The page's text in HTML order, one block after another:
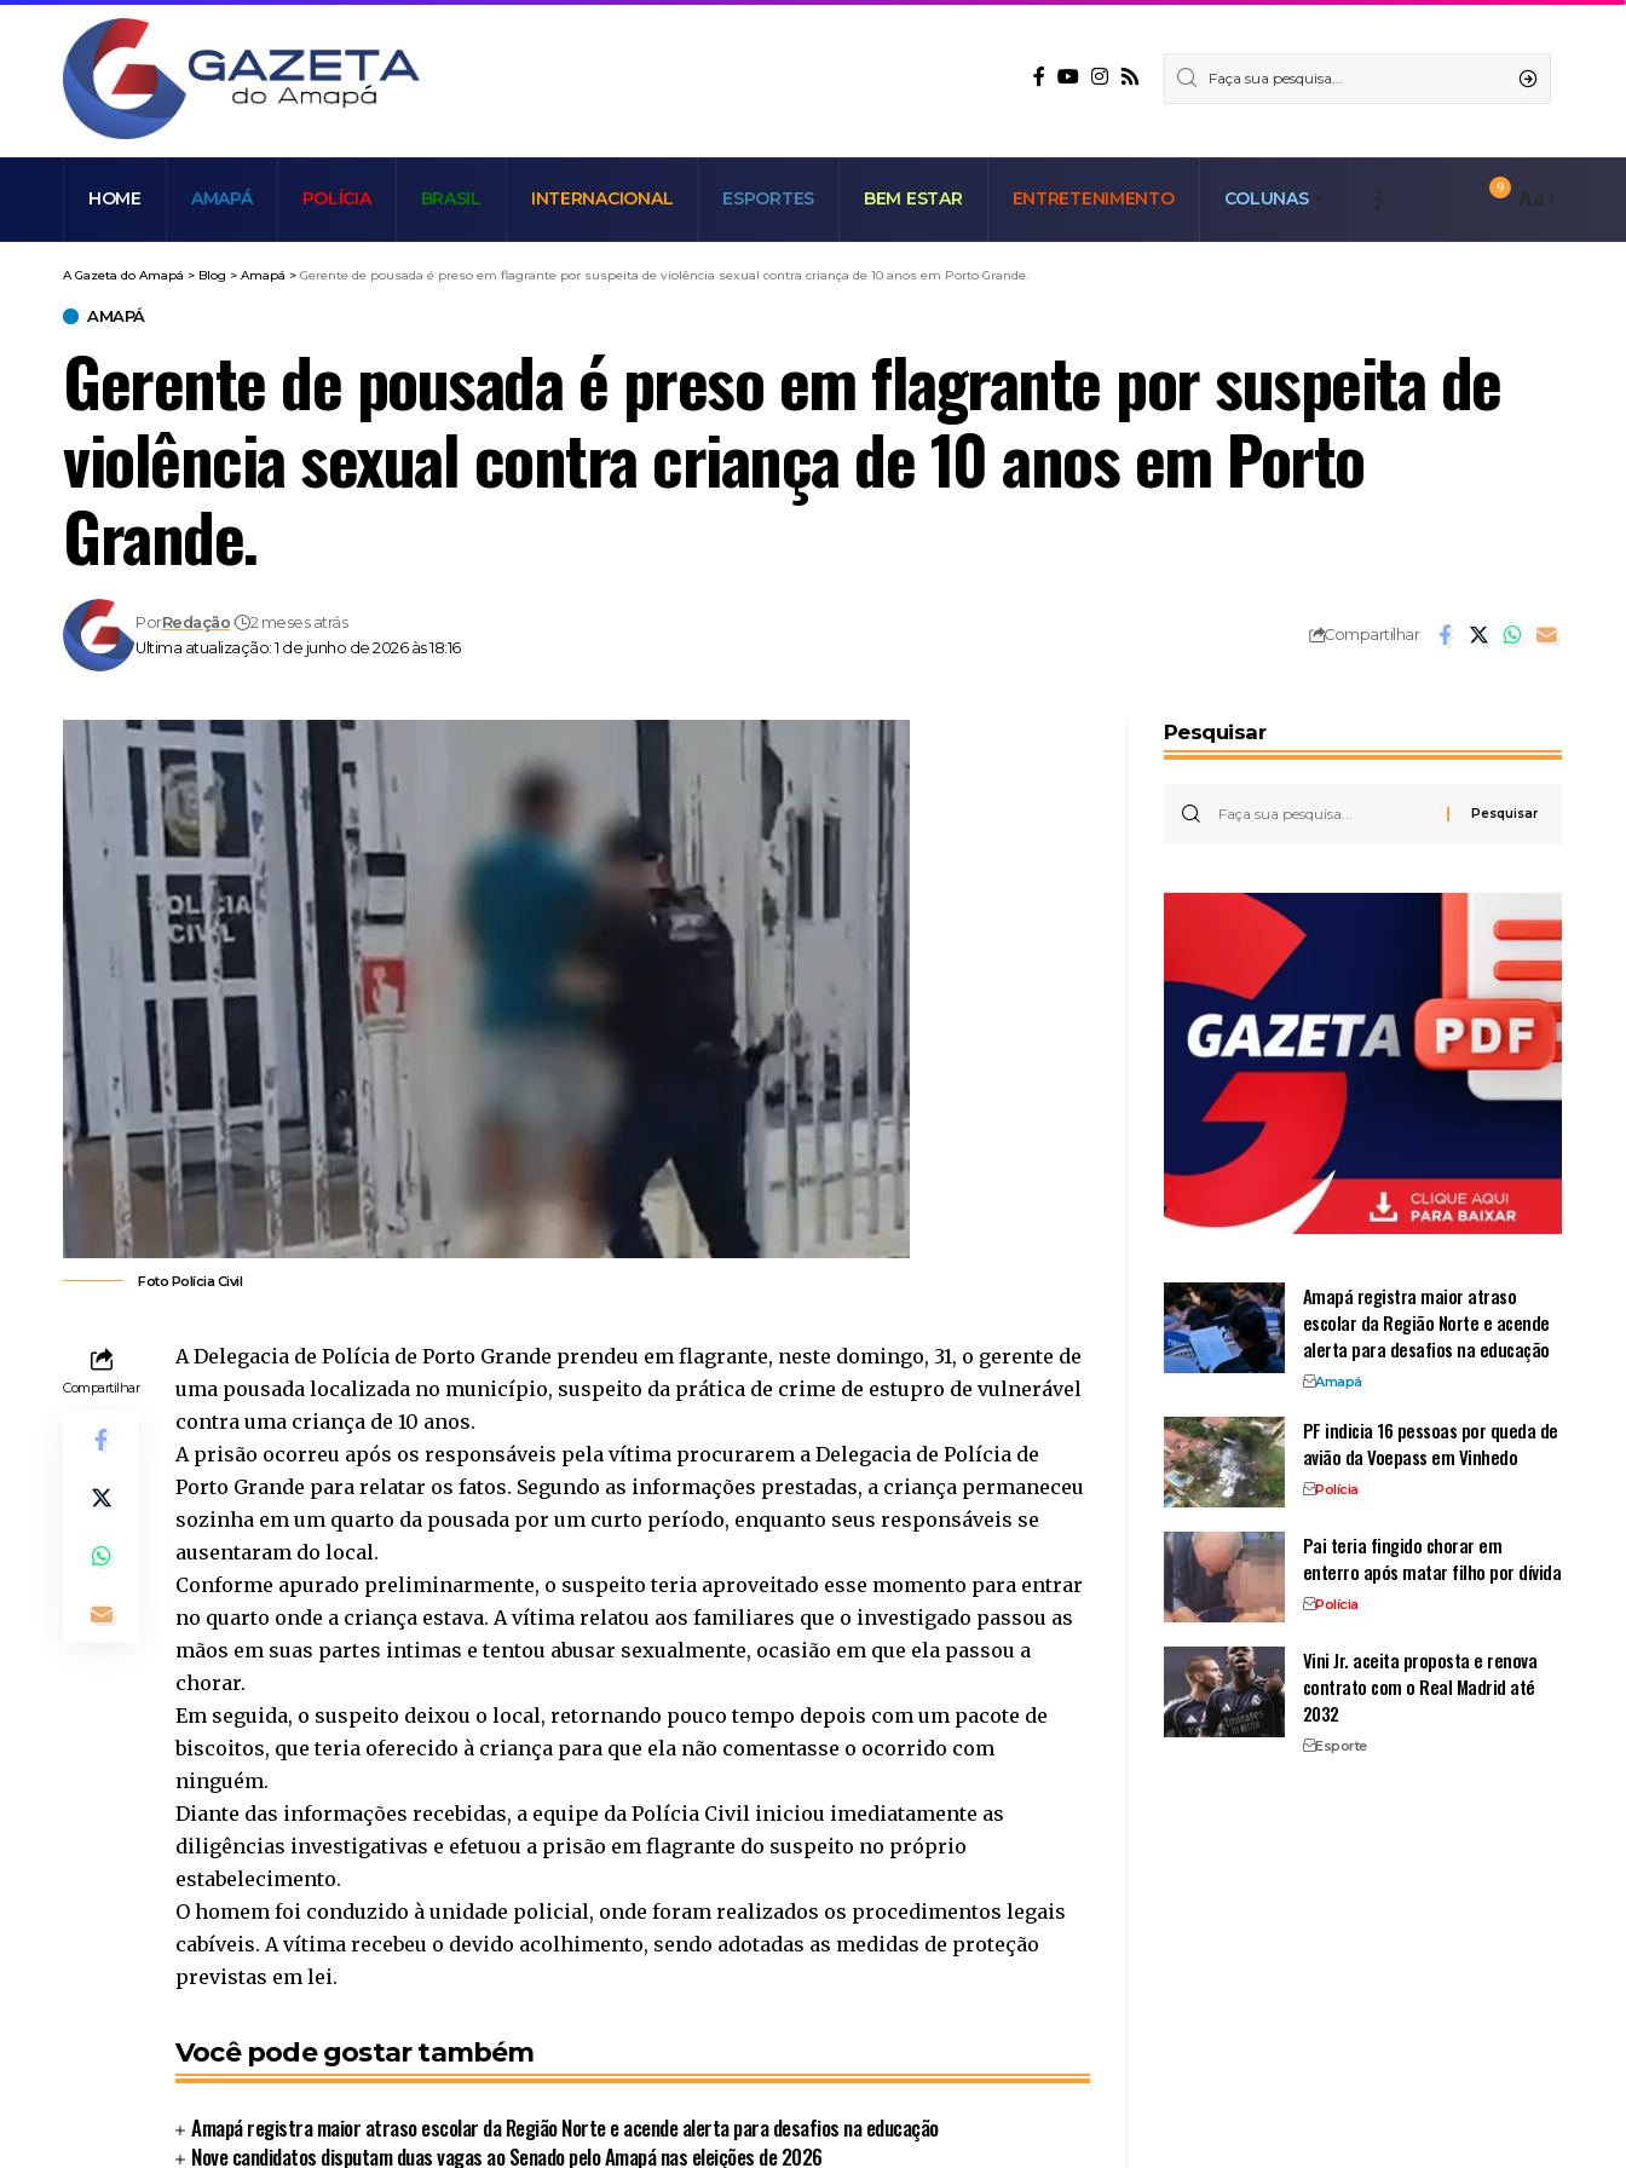
HOME AMAPÁ POLÍCIA BRASIL INTERNACIONAL ESPORTES BEM ESTAR ENTRETENIMENTO COLUNAS
9 Aa
A Gazeta do Amapá > Blog > Amapá > Gerente de pousada é preso em flagrante por suspeita de violência sexual contra criança de 10 anos em Porto Grande.
AMAPÁ
Gerente de pousada é preso em flagrante por suspeita de
violência sexual contra criança de 10 anos em Porto
Grande.
Ultima atualização: 1 de junho de 2026 às 18:16
PorRedação 2 meses atrás
Compartilhar
Foto Polícia Civil
Compartilhar
A Delegacia de Polícia de Porto Grande prendeu em flagrante, neste domingo, 31, o gerente de
uma pousada localizada no município, suspeito da prática de crime de estupro de vulnerável
contra uma criança de 10 anos.
A prisão ocorreu após os responsáveis pela vítima procurarem a Delegacia de Polícia de
Porto Grande para relatar os fatos. Segundo as informações prestadas, a criança permaneceu
sozinha em um quarto da pousada por um curto período, enquanto seus responsáveis se
ausentaram do local.
Conforme apurado preliminarmente, o suspeito teria aproveitado esse momento para entrar
no quarto onde a criança estava. A vítima relatou aos familiares que o investigado passou as
mãos em suas partes intimas e tentou abusar sexualmente, ocasião em que ela passou a
chorar.
Em seguida, o suspeito deixou o local, retornando pouco tempo depois com um pacote de
biscoitos, que teria oferecido à criança para que ela não comentasse o ocorrido com
ninguém.
Diante das informações recebidas, a equipe da Polícia Civil iniciou imediatamente as
diligências investigativas e efetuou a prisão em flagrante do suspeito no próprio
estabelecimento.
O homem foi conduzido à unidade policial, onde foram realizados os procedimentos legais
cabíveis. A vítima recebeu o devido acolhimento, sendo adotadas as medidas de proteção
previstas em lei.
Você pode gostar também
Amapá registra maior atraso escolar da Região Norte e acende alerta para desafios na educação
Nove candidatos disputam duas vagas ao Senado pelo Amapá nas eleições de 2026
Pesquisar
Amapá registra maior atraso
escolar da Região Norte e acende
alerta para desafios na educação
Amapá
PF indicia 16 pessoas por queda de
avião da Voepass em Vinhedo
Polícia
Pai teria fingido chorar em
enterro após matar filho por dívida
Polícia
Vini Jr. aceita proposta e renova
contrato com o Real Madrid até
2032
Esporte